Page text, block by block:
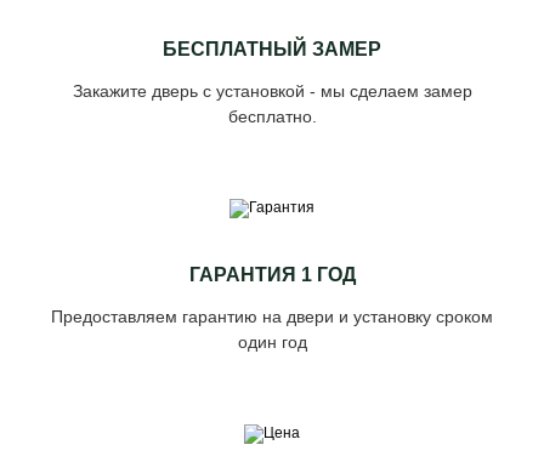
БЕСПЛАТНЫЙ ЗАМЕР
Закажите дверь с установкой - мы сделаем замер
бесплатно.
ГАРАНТИЯ 1 ГОД
Предоставляем гарантию на двери и установку сроком
один год